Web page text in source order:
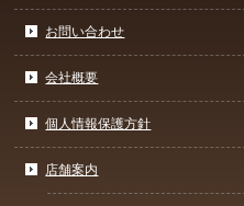
お問い合わせ
会社概要
個人情報保護方針
店舗案内